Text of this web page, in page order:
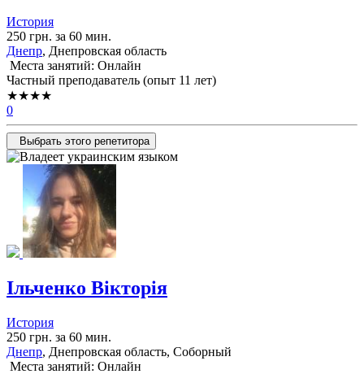
История
250 грн. за 60 мин.
Днепр, Днепровская область
Места занятий: Онлайн
Частный преподаватель (опыт 11 лет)
★★★★
0
Выбрать этого репетитора
Ільченко Вікторія
История
250 грн. за 60 мин.
Днепр, Днепровская область, Соборный
Места занятий: Онлайн